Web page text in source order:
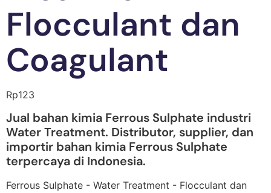
Flocculant dan
Coagulant
Rp123
Jual bahan kimia Ferrous Sulphate industri
Water Treatment. Distributor, supplier, dan
importir bahan kimia Ferrous Sulphate
terpercaya di Indonesia.
Ferrous Sulphate - Water Treatment - Flocculant dan